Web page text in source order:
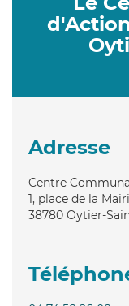
Adresse
Centre
1, place de la
38780 Oytier-